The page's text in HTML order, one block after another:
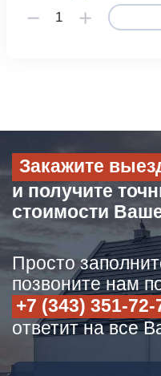
Закажите
и получите
стоимости
Просто
позвоните нам
+7 (343) 351-72-
ответит на все